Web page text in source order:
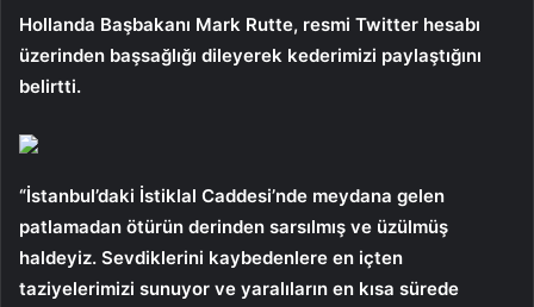
Hollanda Başbakanı Mark Rutte, resmi Twitter hesabı
üzerinden başsağlığı dileyerek kederimizi paylaştığını
belirtti.
“İstanbul’daki İstiklal Caddesi’nde meydana gelen
patlamadan ötürün derinden sarsılmış ve üzülmüş
haldeyiz. Sevdiklerini kaybedenlere en içten
taziyelerimizi sunuyor ve yaralıların en kısa sürede